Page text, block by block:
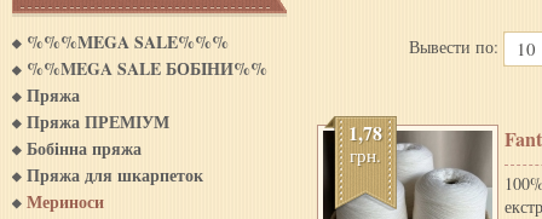
%%%MEGA SALE%%%
%%MEGA SALE БОБIНИ%%
Пряжа
Пряжа ПРЕМІУМ
Бобінна пряжа
Пряжа для шкарпеток
Мериноси
Вывести по: 10
1,78
грн.